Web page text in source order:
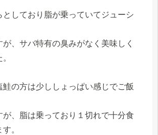
としており脂が乗っていてジューシ
、サバ特有の臭みがなく美味しく
鮭の方は少ししょっぱい感じでご飯
が、脂は乗っており１切れで十分食
。